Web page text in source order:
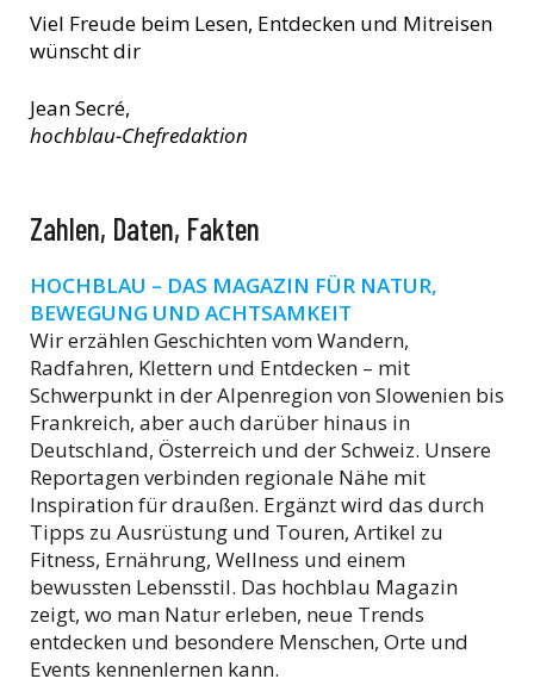
Viel Freude beim Lesen, Entdecken und Mitreisen
wünscht dir
Jean Secré,
hochblau-Chefredaktion
Zahlen, Daten, Fakten
HOCHBLAU – DAS MAGAZIN FÜR NATUR,
BEWEGUNG UND ACHTSAMKEIT
Wir erzählen Geschichten vom Wandern,
Radfahren, Klettern und Entdecken – mit
Schwerpunkt in der Alpenregion von Slowenien bis
Frankreich, aber auch darüber hinaus in
Deutschland, Österreich und der Schweiz. Unsere
Reportagen verbinden regionale Nähe mit
Inspiration für draußen. Ergänzt wird das durch
Tipps zu Ausrüstung und Touren, Artikel zu
Fitness, Ernährung, Wellness und einem
bewussten Lebensstil. Das hochblau Magazin
zeigt, wo man Natur erleben, neue Trends
entdecken und besondere Menschen, Orte und
Events kennenlernen kann.